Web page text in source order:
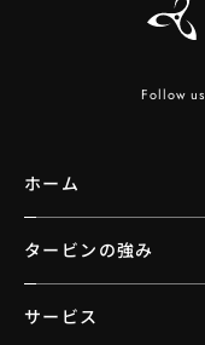
Follow us
ホーム
タービンの強み
サービス